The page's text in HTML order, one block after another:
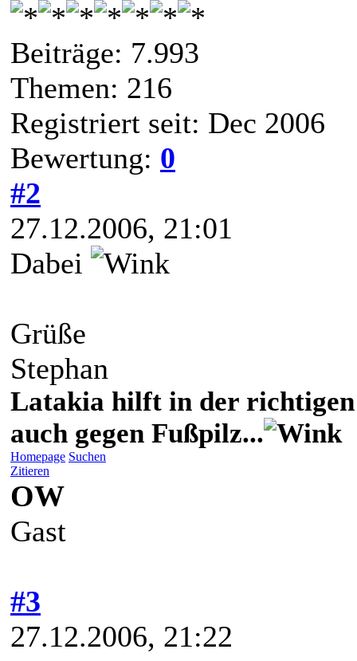
Beiträge: 7.993
Themen: 216
Registriert seit: Dec 2006
Bewertung: 0
#2
27.12.2006, 21:01
Dabei
Grüße
Stephan
Latakia hilft in der richtigen
auch gegen Fußpilz...
Homepage Suchen
Zitieren
OW
Gast
#3
27.12.2006, 21:22